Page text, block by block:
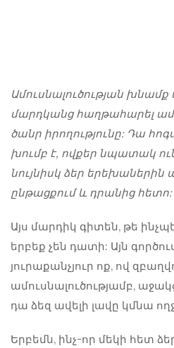
Ամուսնալուծության խնամք
մարդկանց հաղթահարել
ծանր իրողությունը: Դա
խումբ է, ովքեր նպատակ
նույնիսկ ձեր երեխաներին
ընթացքում և դրանից հետո:
Այս մարդիկ գիտեն, թե
երբեք չեն դատի: Այն
յուրաքանչյուր ոք, ով
ամուսնալուծությամբ,
դա ձեզ ավելի լավը կմնա
Երբեմն, ինչ-որ մեկի հետ